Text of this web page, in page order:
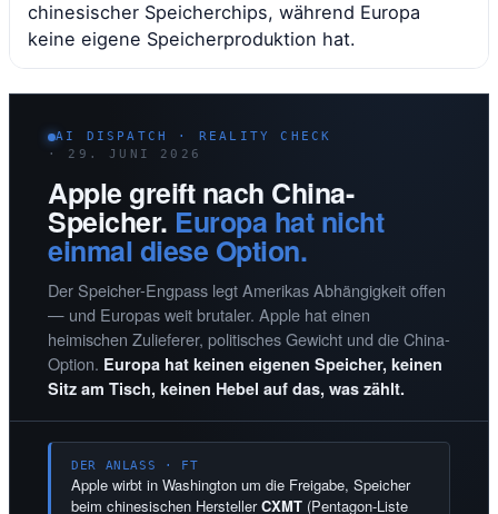
chinesischer Speicherchips, während Europa
keine eigene Speicherproduktion hat.
AI DISPATCH · REALITY CHECK
· 29. JUNI 2026
Apple greift nach China-
Speicher. Europa hat nicht
einmal diese Option.
Der Speicher-Engpass legt Amerikas Abhängigkeit offen
— und Europas weit brutaler. Apple hat einen
heimischen Zulieferer, politisches Gewicht und die China-
Option. Europa hat keinen eigenen Speicher, keinen
Sitz am Tisch, keinen Hebel auf das, was zählt.
DER ANLASS · FT
Apple wirbt in Washington um die Freigabe, Speicher
beim chinesischen HerstellerCXMT (Pentagon-Liste